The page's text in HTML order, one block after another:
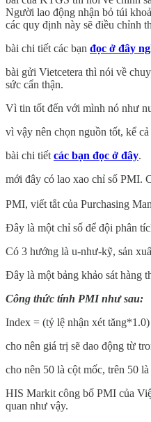
Người lao động nhận bỏ túi
các quy định này sẽ điều chỉnh
bài chi tiết các bạn đọc ở đây
bài gửi Vietcetera thì nói về
sức cẩn thận.
Vì tin tốt đến với mình nó như
vì vậy nên chọn nguồn tốt, kể
bài chi tiết các bạn đọc ở đây.
mới đây có lao xao chỉ số PMI.
PMI, viết tắt của Purchasing
Đây là một chỉ số để đội phân
Có 3 hướng là u-như-kỹ, sản
Đây là một bảng khảo sát hàng
Công thức tính PMI như sau:
Index = (tỷ lệ nhận xét
cho nên giá trị sẽ dao động từ
cho nên 50 là cột mốc, trên 50
HIS Markit công bố PMI của
quan như vậy.